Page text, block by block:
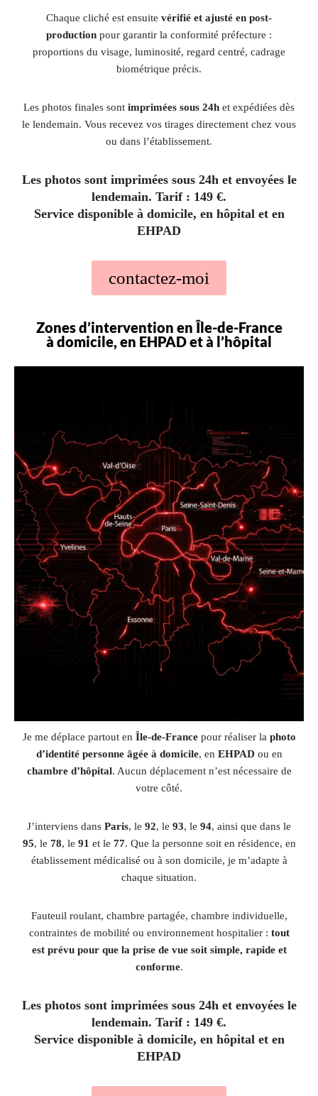
Chaque cliché est ensuite vérifié et ajusté en post-
production pour garantir la conformité préfecture :
proportions du visage, luminosité, regard centré, cadrage
biométrique précis.
Les photos finales sont imprimées sous 24h et expédiées dès
le lendemain. Vous recevez vos tirages directement chez vous
ou dans l’établissement.
Les photos sont imprimées sous 24h et envoyées le
lendemain. Tarif : 149 €.
Service disponible à domicile, en hôpital et en
EHPAD
contactez-moi
Zones d’intervention en Île-de-France
à domicile, en EHPAD et à l’hôpital
Je me déplace partout en Île-de-Francepour réaliser la photo
d’identité personne âgée à domicile, en EHPAD ou en
chambre d’hôpital. Aucun déplacement n’est nécessaire de
votre côté.
J’interviens dans Paris, le 92, le 93, le 94, ainsi que dans le
95, le 78, le 91 et le 77. Que la personne soit en résidence, en
établissement médicalisé ou à son domicile, je m’adapte à
chaque situation.
Fauteuil roulant, chambre partagée, chambre individuelle,
contraintes de mobilité ou environnement hospitalier : tout
est prévu pour que la prise de vue soit simple, rapide et
conforme.
Les photos sont imprimées sous 24h et envoyées le
lendemain. Tarif : 149 €.
Service disponible à domicile, en hôpital et en
EHPAD